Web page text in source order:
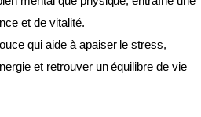
et de vitalité.
qui aide à apaiser le stress,
et retrouver un équilibre de vie